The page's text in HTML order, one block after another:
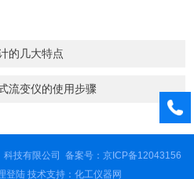
的几大特点
流变仪的使用步骤
技有限公司 备案号：京ICP备12043156
登陆 技术支持：化工仪器网